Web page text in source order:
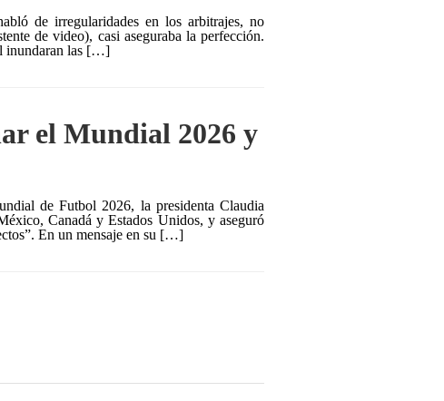
de irregularidades en los arbitrajes, no
de video), casi aseguraba la perfección.
inundaran las […]
el Mundial 2026 y
de Futbol 2026, la presidenta Claudia
Canadá y Estados Unidos, y aseguró
En un mensaje en su […]